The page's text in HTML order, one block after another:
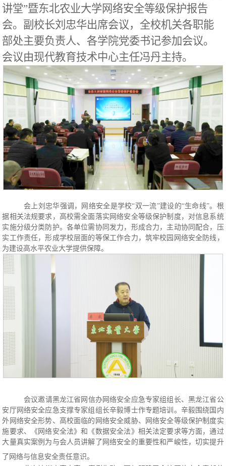
讲堂”暨东北农业大学网络安全等级保护报告
会。 副校长刘忠华出席会议，全校机关各职能
部处主要负责人、各学院党委书记参加会议。
会议由现代教育技术中心主任冯丹主持。
会上刘忠华强调，网络安全是学校“双一流”建设的“生命线”。根
据相关法规要求，高校需全面落实网络安全等级保护制度，对信息系统
实施分级分类防护。各单位需协同发力，形成合力，主动协同配合，压
实工作责任，形成学校层面的等保工作合力，筑牢校园网络安全防线，
为建设高水平农业大学提供保障。
会议邀请黑龙江省网信办网络安全应急专家组组长、黑龙江省公
安厅网络安全应急支撑专家组组长辛毅博士作专题培训。辛毅围绕国内
外网络安全形势、高校面临的网络安全威胁、网络安全等级保护制度实
施要求、《网络安全法》和《数据安全法》相关法定要求等方面，通过
大量真实案例为与会人员讲解了网络安全的重要性和严峻性，切实提升
了网络与信息安全责任意识。